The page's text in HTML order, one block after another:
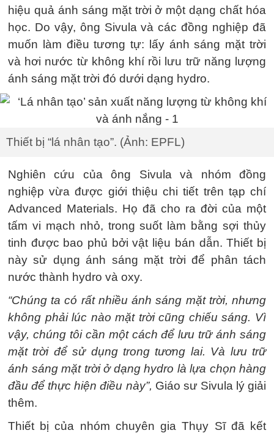
hiệu quả ánh sáng mặt trời ở một dạng chất hóa
học. Do vậy, ông Sivula và các đồng nghiệp đã
muốn làm điều tương tự: lấy ánh sáng mặt trời
và hơi nước từ không khí rồi lưu trữ năng lượng
ánh sáng mặt trời đó dưới dạng hydro.
Thiết bị “lá nhân tạo”. (Ảnh: EPFL)
Nghiên cứu của ông Sivula và nhóm đồng
nghiệp vừa được giới thiệu chi tiết trên tạp chí
Advanced Materials. Họ đã cho ra đời của một
tấm vi mạch nhỏ, trong suốt làm bằng sợi thủy
tinh được bao phủ bởi vật liệu bán dẫn. Thiết bị
này sử dụng ánh sáng mặt trời để phân tách
nước thành hydro và oxy.
“Chúng ta có rất nhiều ánh sáng mặt trời, nhưng
không phải lúc nào mặt trời cũng chiếu sáng. Vì
vậy, chúng tôi cần một cách để lưu trữ ánh sáng
mặt trời để sử dụng trong tương lai. Và lưu trữ
ánh sáng mặt trời ở dạng hydro là lựa chọn hàng
đầu để thực hiện điều này”, Giáo sư Sivula lý giải
thêm.
Thiết bị của nhóm chuyên gia Thụy Sĩ đã kết